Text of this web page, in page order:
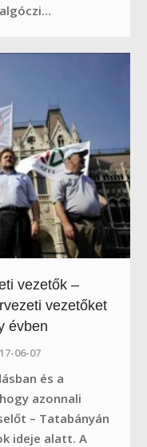
vezetők –
vezetőket
évben
06-07
és a
azonnali
– Tatabányán
ideje alatt. A